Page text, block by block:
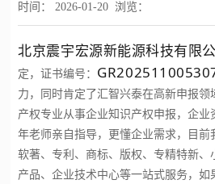
时间： 2026-01-20 浏览：
北京震宇宏源新能源科技有限
定，证书编号：
力，同时肯定了汇智兴泰在高新申报领
产权专业从事企业知识产权申报，企业
年老师亲自指导，更懂企业需求，目前
软著、专利、商标、版权、专精特新、
产品、企业技术中心等一站式服务，如